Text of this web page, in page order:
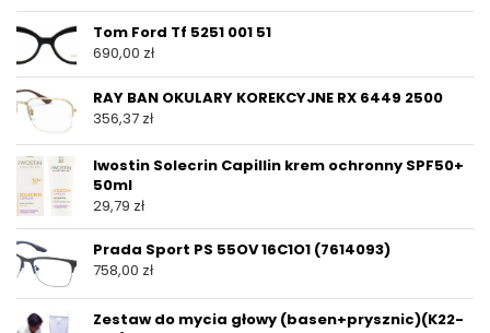
Tom Ford Tf 5251 001 51
690,00 zł
RAY BAN OKULARY KOREKCYJNE RX 6449 2500
356,37 zł
Iwostin Solecrin Capillin krem ochronny SPF50+
50ml
29,79 zł
Prada Sport PS 55OV 16C1O1 (7614093)
758,00 zł
Zestaw do mycia głowy (basen+prysznic)(K22-